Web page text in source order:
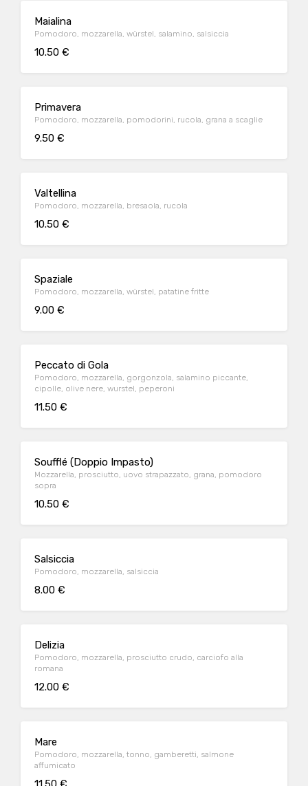
Maialina
Pomodoro, mozzarella, würstel, salamino, salsiccia
10.50 €
Primavera
Pomodoro, mozzarella, pomodorini, rucola, grana a scaglie
9.50 €
Valtellina
Pomodoro, mozzarella, bresaola, rucola
10.50 €
Spaziale
Pomodoro, mozzarella, würstel, patatine fritte
9.00 €
Peccato di Gola
Pomodoro, mozzarella, gorgonzola, salamino piccante,
cipolle, olive nere, wurstel, peperoni
11.50 €
Soufflé (Doppio Impasto)
Mozzarella, prosciutto, uovo strapazzato, grana, pomodoro
sopra
10.50 €
Salsiccia
Pomodoro, mozzarella, salsiccia
8.00 €
Delizia
Pomodoro, mozzarella, prosciutto crudo, carciofo alla
romana
12.00 €
Mare
Pomodoro, mozzarella, tonno, gamberetti, salmone
affumicato